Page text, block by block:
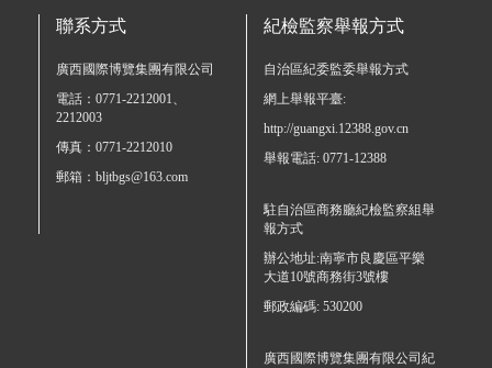
聯系方式
廣西國際博覽集團有限公司
電話：0771-2212001、
2212003
傳真：0771-2212010
郵箱：bljtbgs@163.com
紀檢監察舉報方式
自治區紀委監委舉報方式
網上舉報平臺:
http://guangxi.12388.gov.cn
舉報電話: 0771-12388
駐自治區商務廳紀檢監察組舉
報方式
辦公地址:南寧市良慶區平樂
大道10號商務街3號樓
郵政編碼: 530200
廣西國際博覽集團有限公司紀